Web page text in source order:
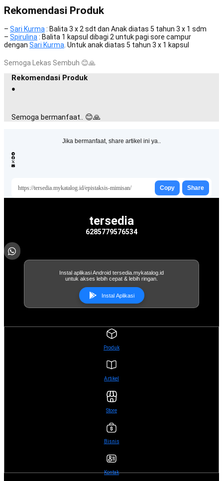
Rekomendasi Produk
– Sari Kurma : Balita 3 x 2 sdt dan Anak diatas 5 tahun 3 x 1 sdm
– Spirulina : Balita 1 kapsul dibagi 2 untuk pagi sore campur
dengan Sari Kurma . Untuk anak diatas 5 tahun 3 x 1 kapsul
Semoga Lekas Sembuh 😊🙏
Rekomendasi Produk
●
Semoga bermanfaat.. 😊🙏
Jika bermanfaat, share artikel ini ya..
https://tersedia.mykatalog.id/epistaksis-mimisan/ Copy Share
tersedia
6285779576534
Instal aplikasi Android tersedia.mykatalog.id
untuk akses lebih cepat & lebih ringan.
Instal Aplikasi
Produk
Artikel
Store
Bisnis
Kontak